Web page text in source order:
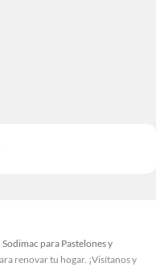
para Pastelones y
renovar tu hogar. ¡Visítanos y